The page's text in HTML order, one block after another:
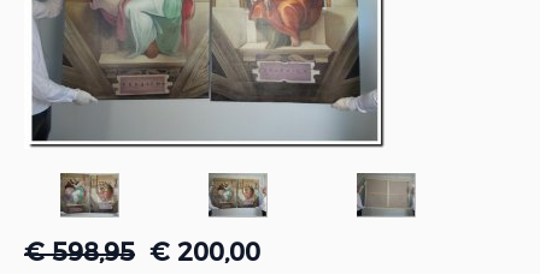
€ 598,95 € 200,00